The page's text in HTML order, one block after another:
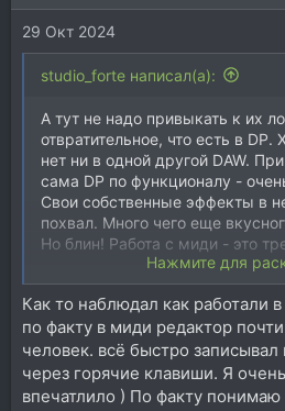
и
:29 Окт 2024
studio_forte написал(а):
А тут не надо привыкать к их
отвратительное, что есть в
нет ни в одной другой DAW.
сама DP по функционалу -
Свои собственные эффекты в
похвал. Много чего еще
Но блин! Работа с миди - это
У меня таких проблем в DP не
на маке ни на винде. Что-то не
было.
Нажмите для
Как то наблюдал как работали
по факту в миди редактор
человек. всё быстро
через горячие клавиши. Я
впечатлило ) По факту